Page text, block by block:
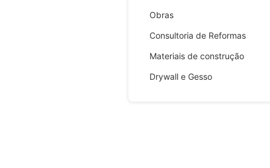
Obras
Consultoria de Reformas
Materiais de construção
Drywall e Gesso